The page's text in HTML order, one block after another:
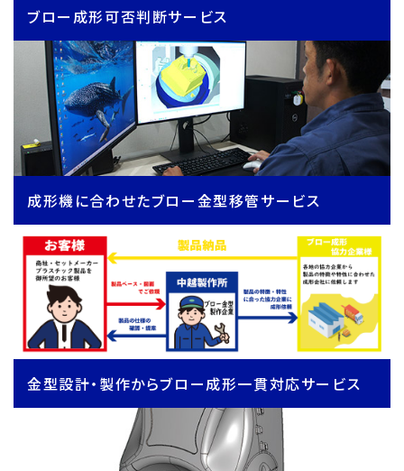
ブロー成形可否判断サービス
成形機に合わせたブロー金型移管サービス
金型設計・製作からブロー成形一貫対応サービス